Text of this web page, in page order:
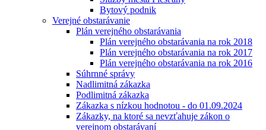
Bytový podnik
Verejné obstarávanie
Plán verejného obstarávania
Plán verejného obstarávania na rok 2018
Plán verejného obstarávania na rok 2017
Plán verejného obstarávania na rok 2016
Súhrnné správy
Nadlimitná zákazka
Podlimitná zákazka
Zákazka s nízkou hodnotou - do 01.09.2024
Zákazky, na ktoré sa nevzťahuje zákon o
verejnom obstarávaní